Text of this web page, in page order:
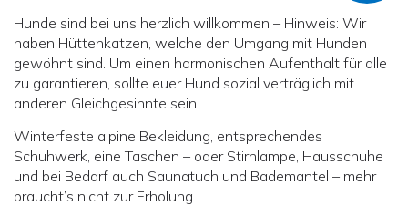
Hunde sind bei uns herzlich willkommen – Hinweis: Wir
haben Hüttenkatzen, welche den Umgang mit Hunden
gewöhnt sind. Um einen harmonischen Aufenthalt für alle
zu garantieren, sollte euer Hund sozial verträglich mit
anderen Gleichgesinnte sein.
Winterfeste alpine Bekleidung, entsprechendes
Schuhwerk, eine Taschen – oder Stirnlampe, Hausschuhe
und bei Bedarf auch Saunatuch und Bademantel – mehr
braucht’s nicht zur Erholung …